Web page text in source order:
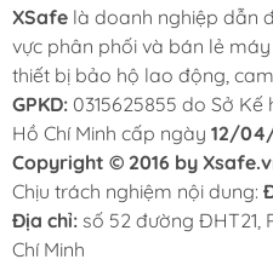
XSafe là doanh nghiệp dẫn
vực phân phối và bán lẻ
thiết bị bảo hộ lao động,
GPKD: 0315625855 do Sở
Hồ Chí Minh cấp ngày 12/
Copyright © 2016 by
Chịu trách nghiệm nội dung:
Địa chỉ: số 52 đường ĐHT21,
Chí Minh